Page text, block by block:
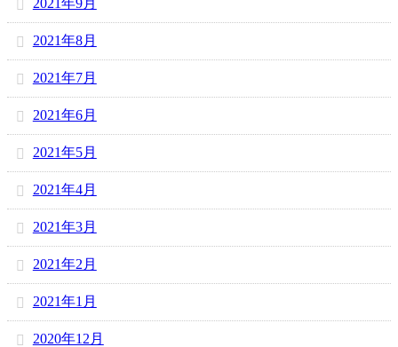
2021年8月
2021年7月
2021年6月
2021年5月
2021年4月
2021年3月
2021年2月
2021年1月
2020年12月